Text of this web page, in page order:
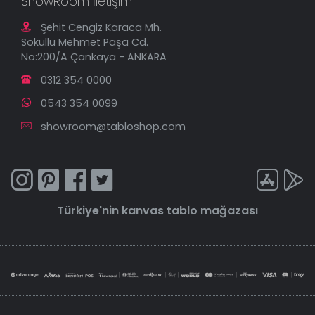
Şehit Cengiz Karaca Mh.
Sokullu Mehmet Paşa Cd.
No:200/A Çankaya - ANKARA
0312 354 0000
0543 354 0099
showroom@tabloshop.com
Türkiye'nin kanvas tablo mağazası